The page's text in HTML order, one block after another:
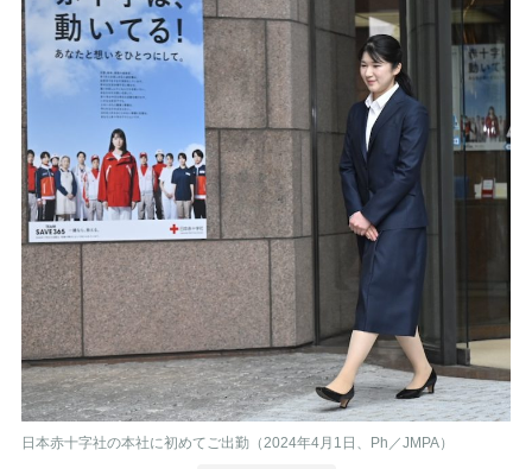
日本赤十字社の本社に初めてご出勤（2024年4月1日、Ph／JMPA）